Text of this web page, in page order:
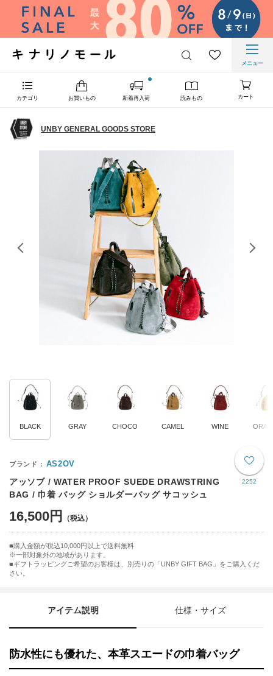
メニュー
カテゴリ お買いもの 新着再入荷 読みもの カート
UNBY GENERAL GOODS STORE
BLACK GRAY CHOCO CAMEL WINE
2252
AS2OV
アッソブ / WATER PROOF SUEDE DRAWSTRING
BAG / 巾着 バッグ ショルダーバッグ サコッシュ
16,500円
購入金額が税込10,000円以上で送料無料
※一部対象外の地域があります。
ギフトラッピングご希望のお客様は、別売りの「UNBY GIFT BAG」をご購入くだ
さい。
アイテム説明 仕様・サイズ
防水性にも優れた、本革スエードの巾着バッグ